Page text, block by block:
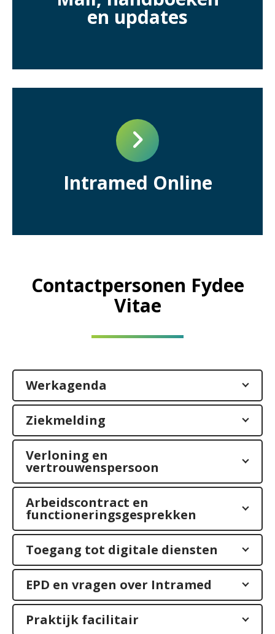
en updates
Intramed Online
Contactpersonen Fydee
Vitae
Werkagenda
Ziekmelding
Verloning en
vertrouwenspersoon
Arbeidscontract en
functioneringsgesprekken
Toegang tot digitale diensten
EPD en vragen over Intramed
Praktijk facilitair